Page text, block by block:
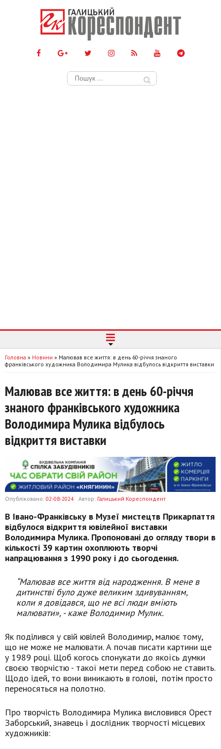
Пошук:
Головна » Новини » Малював все життя: в день 60-річчя знаного
франківського художника Володимира Мулика відбулось відкриття виставки
Малював все життя: в день 60-річчя
знаного франківського художника
Володимира Мулика відбулось
відкриття виставки
Опубліковано: 02-08-2024 Автор: Галицький Кореспондент
В Івано-Франківську в Музеї мистецтв Прикарпаття
відбулося відкриття ювілейної виставки
Володимира Мулика. Пропоновані до огляду твори в
кількості 39 картин охоплюють творчі
напрацювання з 1990 року і до сьогодення.
“Малював все життя від народження. В мене в
дитинстві було дуже великим здивуванням,
коли я довідався, що не всі люди вміють
малювати», - каже Володимир Мулик.
Як поділився у свій ювілей Володимир, малює тому,
що не може не малювати. А почав писати картини ще
у 1989 році. Щоб когось спонукати до якоїсь думки
своєю творчістю - такої мети перед собою не ставить.
Щодо ідей, то вони виникають в голові, потім просто
переносяться на полотно.
Про творчість Володимира Мулика висловився Орест
Заборський, знавець і дослідник творчості місцевих
художників: